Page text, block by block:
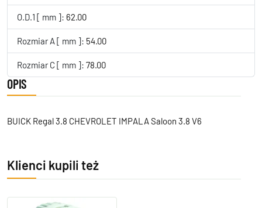
O.D.1 [ mm ]: 62.00
Rozmiar A [ mm ]: 54.00
Rozmiar C [ mm ]: 78.00
OPIS
BUICK Regal 3.8 CHEVROLET IMPALA Saloon 3.8 V6
Klienci kupili też